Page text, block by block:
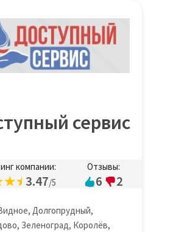
сервис
компании:
3.47/5
Отзывы:
6 2
Долгопрудный,
Зеленоград, Королёв,